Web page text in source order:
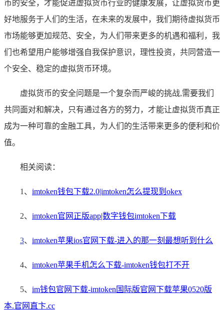
币的安全，才能促进虚拟货币行业的健康发展，让虚拟货币更
好地服务于人们的生活，在未来的发展中，我们期待虚拟货币
市场能够更加规范、安全，为人们带来更多的机遇和福利，我
们也希望用户能够增强自我保护意识，理性投资，共同营造一
个安全、稳定的虚拟货币环境。
虚拟货币的安全问题是一个复杂而严峻的挑战,需要我们
共同面对和解决，只有通过各方的努力，才能让虚拟货币真正
成为一种可靠的金融工具，为人们的生活带来更多的便利和价
值。
相关阅读：
1、 imtoken钱包下载2.0|imtoken怎么提现到okex
2、 imtoken官网正版app|数字钱包imtoken下载
3、 imtoken苹果ios官网下载-进入的那一刻最想听到什么
4、 imtoken苹果手机怎么下载-imtoken钱包打不开
5、 im钱包官网下载-imtoken国际版官网下载苹果0520版
本.官网直卞.cc